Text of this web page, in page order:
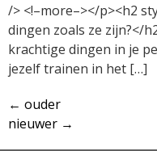
/> <!–more–></p><h2
dingen zoals ze zijn?</
krachtige dingen in je
jezelf trainen in het […]
← ouder
nieuwer →